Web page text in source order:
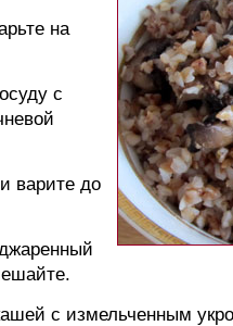
на
с
варите до
с измельченным